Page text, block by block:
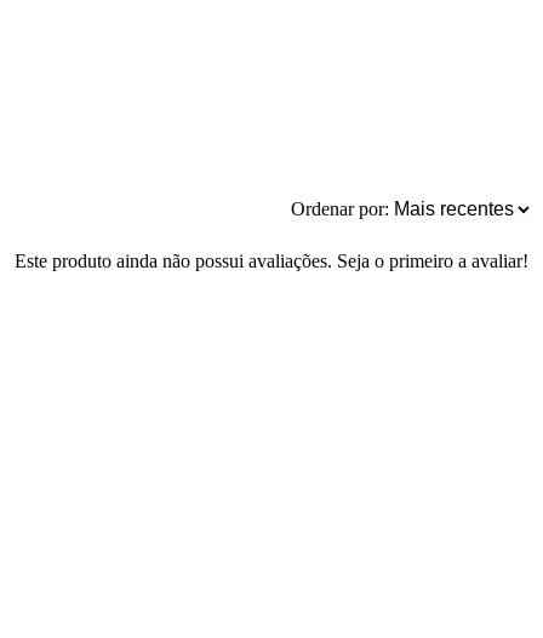
Ordenar por:
Este produto ainda não possui avaliações. Seja o primeiro a avaliar!